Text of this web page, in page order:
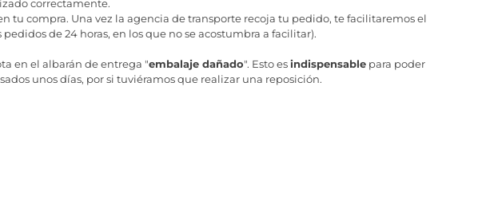
correctamente.
tu compra. Una vez la agencia de transporte recoja tu pedido, te facilitaremos el
de 24 horas, en los que no se acostumbra a facilitar).
en el albarán de entrega "embalaje dañado". Esto esindispensablepara poder
unos días, por si tuviéramos que realizar una reposición.